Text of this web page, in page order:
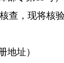
查，现将核
地址）